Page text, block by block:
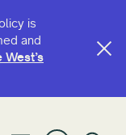
is
and
West’s